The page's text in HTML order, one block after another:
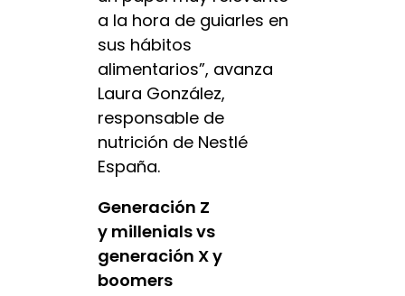
a la hora de guiarles en
sus hábitos
alimentarios”, avanza
Laura González,
responsable de
nutrición de Nestlé
España.
Generación Z
y millenials vs
generación X y
boomers